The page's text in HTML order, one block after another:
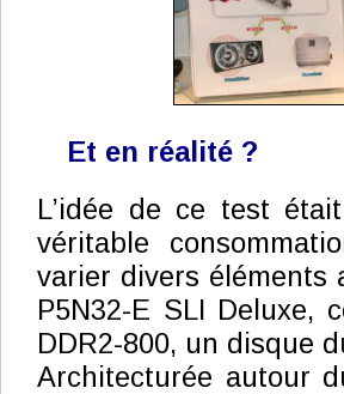
Et en réalité ?
L’idée de ce test
véritable
varier divers éléments
P5N32-E SLI Deluxe,
DDR2-800, un disque
Architecturée autour